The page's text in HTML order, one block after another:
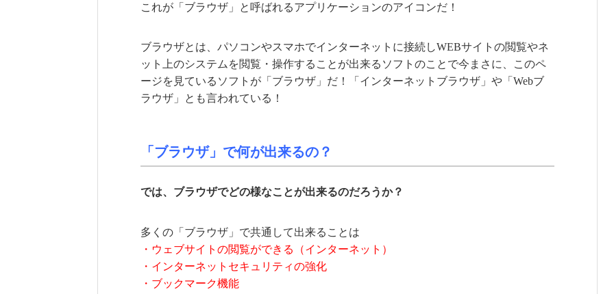
これが「ブラウザ」と呼ばれるアプリケーションのアイコンだ！
ブラウザとは、パソコンやスマホでインターネットに接続しWEBサイトの閲覧やネ
ット上のシステムを閲覧・操作することが出来るソフトのことで今まさに、このペ
ージを見ているソフトが「ブラウザ」だ！「インターネットブラウザ」や「Webブ
ラウザ」とも言われている！
「ブラウザ」で何が出来るの？
では、ブラウザでどの様なことが出来るのだろうか？
多くの「ブラウザ」で共通して出来ることは
・ウェブサイトの閲覧ができる（インターネット）
・インターネットセキュリティの強化
・ブックマーク機能